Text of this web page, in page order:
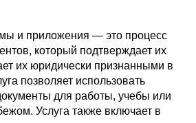
и приложения — это процесс
который подтверждает их
их юридически признанными в
позволяет использовать
для работы, учебы или
Услуга также включает в